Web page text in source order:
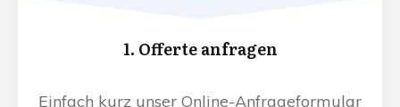
1. Offerte anfragen
Einfach kurz unser Online-Anfrageformular